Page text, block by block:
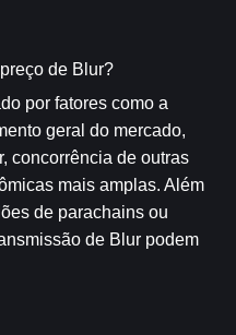
de Blur?
por fatores como a
geral do mercado,
concorrência de outras
mais amplas. Além
de parachains ou
de Blur podem